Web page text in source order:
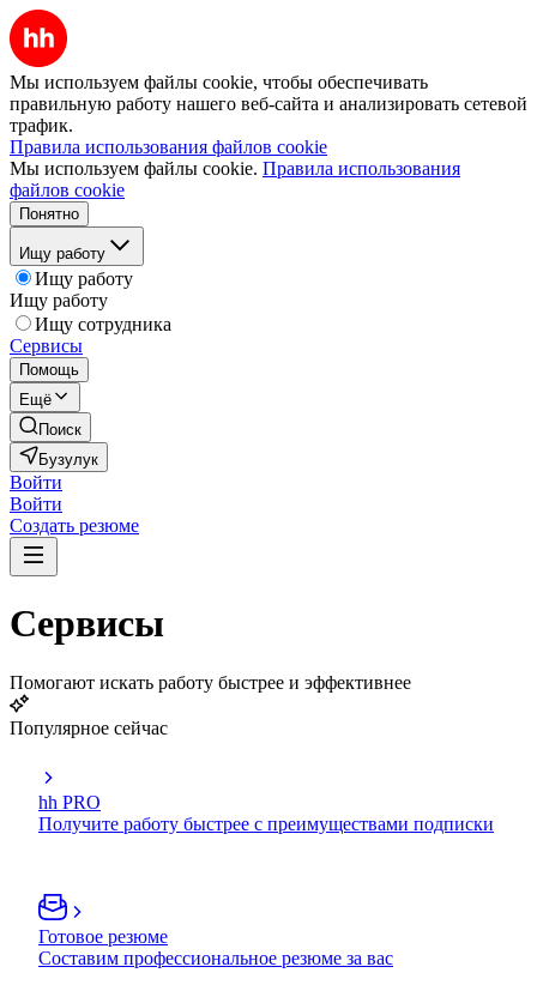
Мы используем файлы cookie, чтобы обеспечивать
правильную работу нашего веб-сайта и анализировать сетевой
трафик.
Правила использования файлов cookie
Мы используем файлы cookie. Правила использования
файлов cookie
Понятно
Ищу работу
Ищу работу
Ищу работу
Ищу сотрудника
Сервисы
Помощь
Ещё
Поиск
Бузулук
Войти
Войти
Создать резюме
Сервисы
Помогают искать работу быстрее и эффективнее
Популярное сейчас
hh PRO
Получите работу быстрее с преимуществами подписки
Готовое резюме
Составим профессиональное резюме за вас